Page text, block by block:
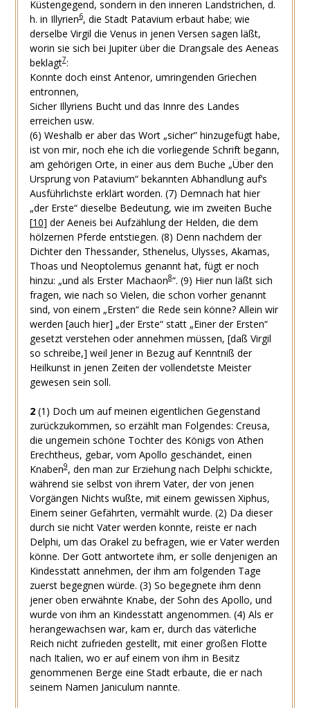
Küstengegend, sondern in den inneren Landstrichen, d.
h. in Illyrien6, die Stadt Patavium erbaut habe; wie
derselbe Virgil die Venus in jenen Versen sagen läßt,
worin sie sich bei Jupiter über die Drangsale des Aeneas
beklagt7:
Konnte doch einst Antenor, umringenden Griechen
entronnen,
Sicher Illyriens Bucht und das Innre des Landes
erreichen usw.
(6) Weshalb er aber das Wort „sicher” hinzugefügt habe,
ist von mir, noch ehe ich die vorliegende Schrift begann,
am gehörigen Orte, in einer aus dem Buche „Über den
Ursprung von Patavium“ bekannten Abhandlung auf’s
Ausführlichste erklärt worden. (7) Demnach hat hier
„der Erste“ dieselbe Bedeutung, wie im zweiten Buche
[10] der Aeneis bei Aufzählung der Helden, die dem
hölzernen Pferde entstiegen. (8) Denn nachdem der
Dichter den Thessander, Sthenelus, Ulysses, Akamas,
Thoas und Neoptolemus genannt hat, fügt er noch
hinzu: „und als Erster Machaon8“. (9) Hier nun läßt sich
fragen, wie nach so Vielen, die schon vorher genannt
sind, von einem „Ersten“ die Rede sein könne? Allein wir
werden [auch hier] „der Erste“ statt „Einer der Ersten“
gesetzt verstehen oder annehmen müssen, [daß Virgil
so schreibe,] weil Jener in Bezug auf Kenntniß der
Heilkunst in jenen Zeiten der vollendetste Meister
gewesen sein soll.
2 (1) Doch um auf meinen eigentlichen Gegenstand
zurückzukommen, so erzählt man Folgendes: Creusa,
die ungemein schöne Tochter des Königs von Athen
Erechtheus, gebar, vom Apollo geschändet, einen
Knaben9, den man zur Erziehung nach Delphi schickte,
während sie selbst von ihrem Vater, der von jenen
Vorgängen Nichts wußte, mit einem gewissen Xiphus,
Einem seiner Gefährten, vermählt wurde. (2) Da dieser
durch sie nicht Vater werden konnte, reiste er nach
Delphi, um das Orakel zu befragen, wie er Vater werden
könne. Der Gott antwortete ihm, er solle denjenigen an
Kindesstatt annehmen, der ihm am folgenden Tage
zuerst begegnen würde. (3) So begegnete ihm denn
jener oben erwähnte Knabe, der Sohn des Apollo, und
wurde von ihm an Kindesstatt angenommen. (4) Als er
herangewachsen war, kam er, durch das väterliche
Reich nicht zufrieden gestellt, mit einer großen Flotte
nach Italien, wo er auf einem von ihm in Besitz
genommenen Berge eine Stadt erbaute, die er nach
seinem Namen Janiculum nannte.